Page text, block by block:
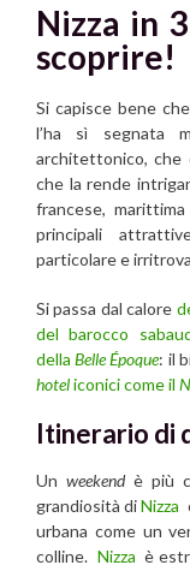
Nizza in
scoprire!
Si capisce bene che
l’ha sì segnata
architettonico, che
che la rende
francese,
principali
particolare e
Si passa dal calore
del barocco
dellaBelle Époque: il
hoteliconici come il
Itinerario di
Unweekendè più
grandiosità diNizza
urbana come un
colline. Nizza è